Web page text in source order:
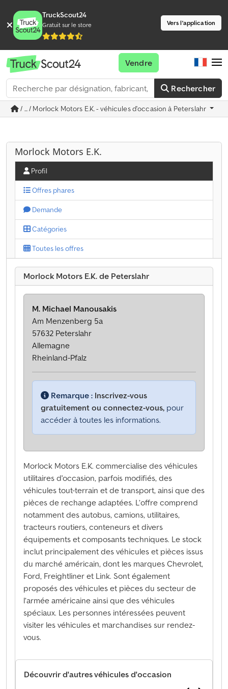
TruckScout24
Gratuit sur le store Vers l'application
Rechercher
Vendre
/ ... / Morlock Motors E.K. - véhicules d'occasion à Peterslahr
Morlock Motors E.K.
Profil
Offres phares
Demande
Catégories
Toutes les offres
Morlock Motors E.K. de Peterslahr
Morlock Motors E.K. commercialise des véhicules
utilitaires d'occasion, parfois modifiés, des
véhicules tout-terrain et de transport, ainsi que des
pièces de rechange adaptées. L’offre comprend
notamment des autobus, camions, utilitaires,
tracteurs routiers, conteneurs et divers
équipements et composants techniques. Le stock
inclut principalement des véhicules et pièces issus
du marché américain, dont les marques Chevrolet,
Ford, Freightliner et Link. Sont également
proposés des véhicules et pièces du secteur de
l’armée américaine ainsi que des véhicules
spéciaux. Les personnes intéressées peuvent
visiter les véhicules et marchandises sur rendez-
vous.
M. Michael Manousakis
Am Menzenberg 5a
57632 Peterslahr
Allemagne
Rheinland-Pfalz
Remarque : Inscrivez-vous
gratuitement ou connectez-vous, pour
accéder à toutes les informations.
Découvrir d'autres véhicules d'occasion